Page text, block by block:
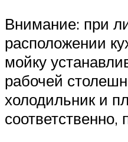
Внимание: при
расположении
мойку
рабочей
холодильник и
соответственно,